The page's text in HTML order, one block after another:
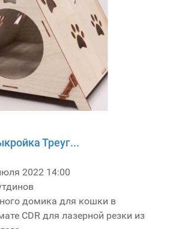
Треуг...
2022 14:00
домика для кошки в
CDR для лазерной резки из